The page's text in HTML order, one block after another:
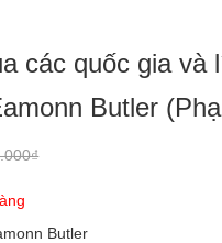
các quốc gia
Butler
Butler